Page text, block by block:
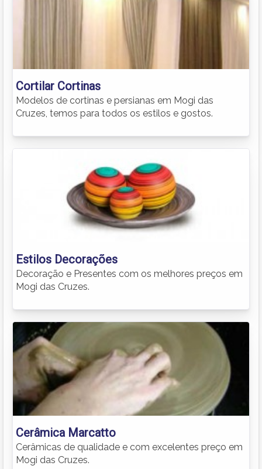
Cortilar Cortinas
Modelos de cortinas e persianas em Mogi das
Cruzes, temos para todos os estilos e gostos.
Estilos Decorações
Decoração e Presentes com os melhores preços em
Mogi das Cruzes.
Cerâmica Marcatto
Cerâmicas de qualidade e com excelentes preço em
Mogi das Cruzes.